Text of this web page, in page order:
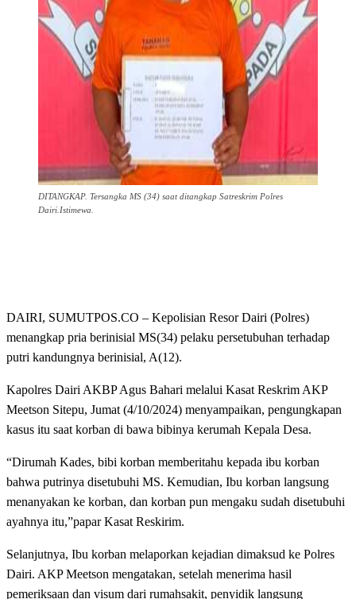
DITANGKAP. Tersangka MS (34) saat ditangkap Satreskrim Polres
Dairi.Istimewa.
DAIRI, SUMUTPOS.CO – Kepolisian Resor Dairi (Polres)
menangkap pria berinisial MS(34) pelaku persetubuhan terhadap
putri kandungnya berinisial, A(12).
Kapolres Dairi AKBP Agus Bahari melalui Kasat Reskrim AKP
Meetson Sitepu, Jumat (4/10/2024) menyampaikan, pengungkapan
kasus itu saat korban di bawa bibinya kerumah Kepala Desa.
“Dirumah Kades, bibi korban memberitahu kepada ibu korban
bahwa putrinya disetubuhi MS. Kemudian, Ibu korban langsung
menanyakan ke korban, dan korban pun mengaku sudah disetubuhi
ayahnya itu,”papar Kasat Reskirim.
Selanjutnya, Ibu korban melaporkan kejadian dimaksud ke Polres
Dairi. AKP Meetson mengatakan, setelah menerima hasil
pemeriksaan dan visum dari rumahsakit, penyidik langsung